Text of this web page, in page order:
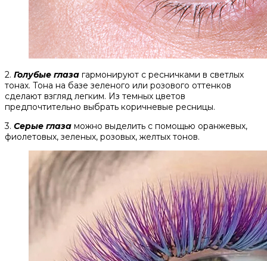
2. Голубые глаза гармонируют с ресничками в светлых
тонах. Тона на базе зеленого или розового оттенков
сделают взгляд легким. Из темных цветов
предпочтительно выбрать коричневые ресницы.
3. Серые глаза можно выделить с помощью оранжевых,
фиолетовых, зеленых, розовых, желтых тонов.